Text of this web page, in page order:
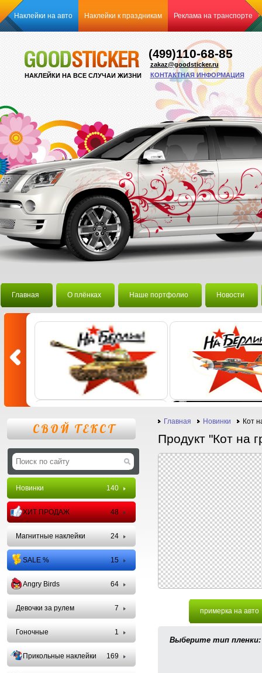
Наклейки на авто Наклейки к праздникам Реклама на транспорте
НАКЛЕЙКИ НА ВСЕ СЛУЧАИ ЖИЗНИ
(499)110-68-85
zakaz@goodsticker.ru
КОНТАКТНАЯ ИНФОРМАЦИЯ
Главная О плёнках Наше портфолио Новости
Главная Новинки Кот
Продукт "Кот на
примерка на авто
Выберите тип пленки:
СВОЙ ТЕКСТ
Новинки 140
ХИТ ПРОДАЖ 48
Магнитные наклейки 24
SALE % 15
Angry Birds 64
Девочки за рулем 7
Гоночные 1
Прикольные наклейки 169